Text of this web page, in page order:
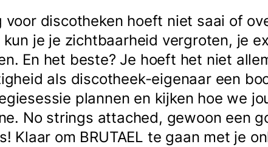
voor discotheken hoeft niet saai of
je je zichtbaarheid vergroten, je
En het beste? Je hoeft het niet
als discotheek-eigenaar een
plannen en kijken hoe we
No strings attached, gewoon een
Klaar om BRUTAEL te gaan met je